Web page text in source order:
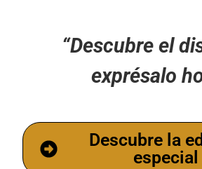
“Descubre el
exprésalo
Descubre la
especial